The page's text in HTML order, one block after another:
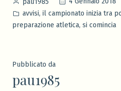
da
Pubblicato
in
avvisi, il campionato inizia tra
preparazione atletica, si comincia
Pubblicato da
pau1985